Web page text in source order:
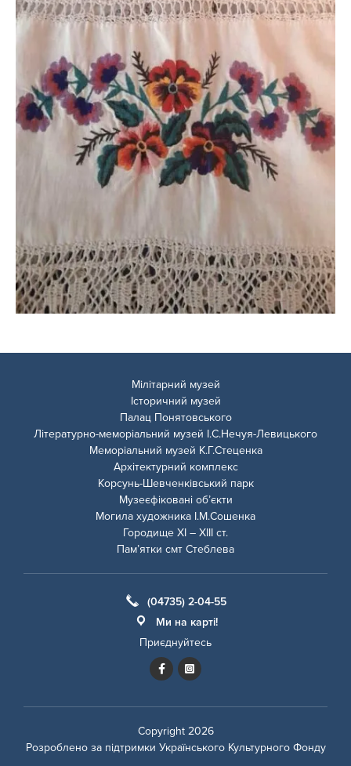
Мілітарний музей
Історичний музей
Палац Понятовського
Літературно-меморіальний музей І.С.Нечуя-Левицького
Меморіальний музей К.Г.Стеценка
Архітектурний комплекс
Корсунь-Шевченківський парк
Музеєфіковані об’єкти
Могила художника І.М.Сошенка
Городище ХІ – ХІІІ ст.
Пам’ятки смт Стеблева
(04735) 2-04-55
Ми на карті!
Приєднуйтесь
Copyright 2026
Розроблено за підтримки Українського Культурного Фонду